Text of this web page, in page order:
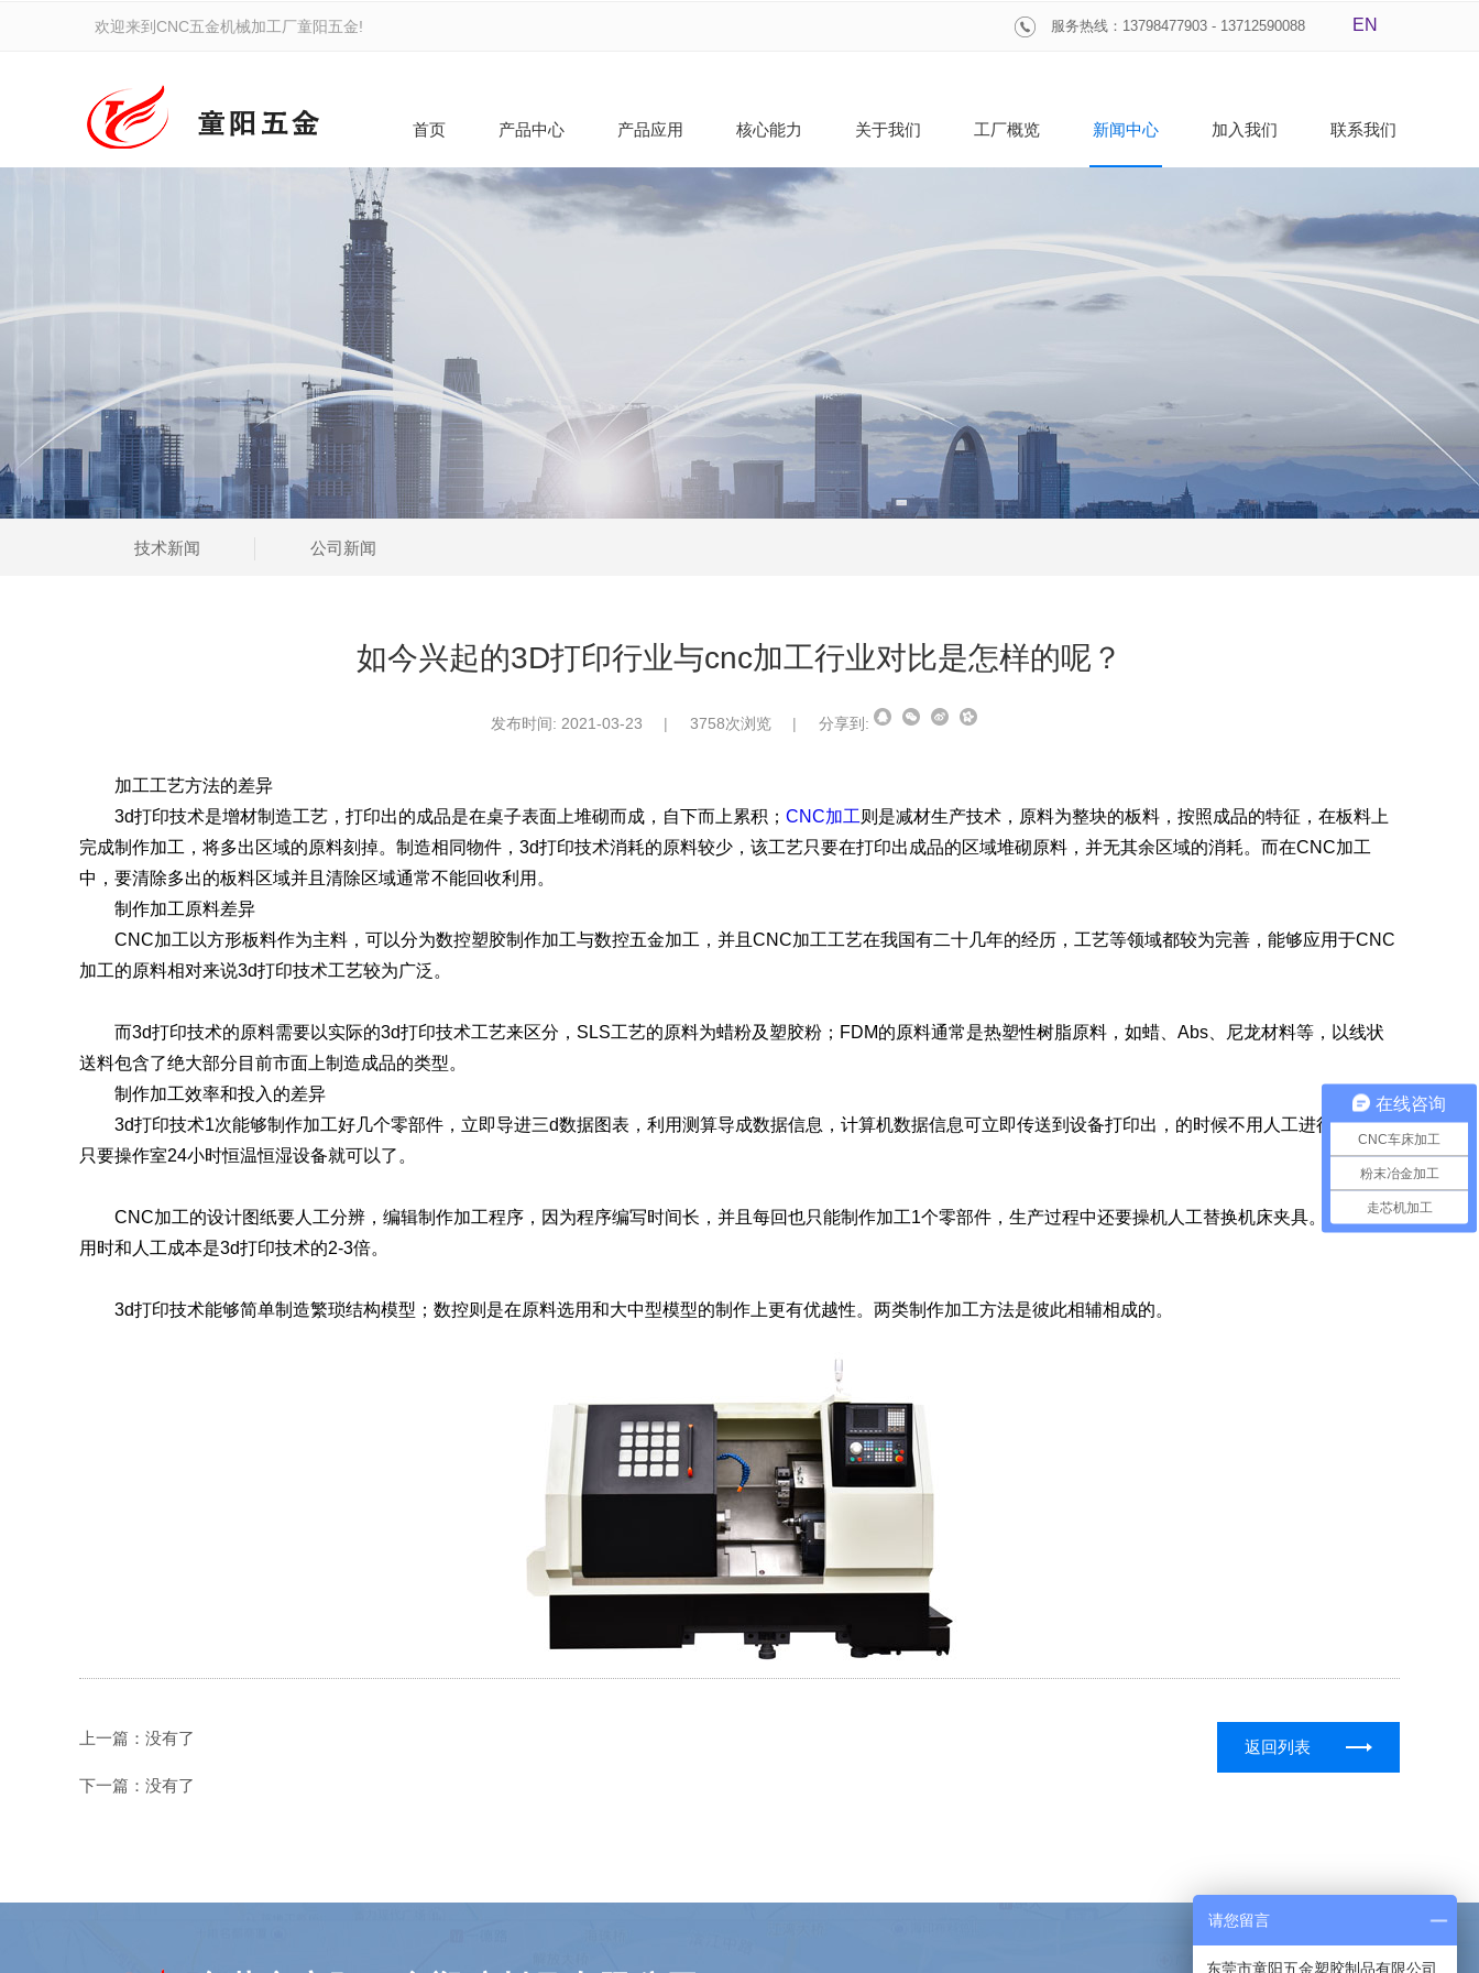
欢迎来到CNC五金机械加工厂童阳五金! 服务热线：13798477903 - 13712590088 EN
首页 产品中心 产品应用 核心能力 关于我们 工厂概览 新闻中心 加入我们 联系我们
技术新闻 公司新闻
如今兴起的3D打印行业与cnc加工行业对比是怎样的呢？
发布时间: 2021-03-23 | 3758次浏览 | 分享到:
加工工艺方法的差异
3d打印技术是增材制造工艺，打印出的成品是在桌子表面上堆砌而成，自下而上累积； CNC加工则是减材生产技术，原料为整块的板料，按照成品的特征，在板料上
完成制作加工，将多出区域的原料刻掉。制造相同物件，3d打印技术消耗的原料较少，该工艺只要在打印出成品的区域堆砌原料，并无其余区域的消耗。而在CNC加工
中，要清除多出的板料区域并且清除区域通常不能回收利用。
制作加工原料差异
CNC加工以方形板料作为主料，可以分为数控塑胶制作加工与数控五金加工，并且CNC加工工艺在我国有二十几年的经历，工艺等领域都较为完善，能够应用于CNC
加工的原料相对来说3d打印技术工艺较为广泛。
而3d打印技术的原料需要以实际的3d打印技术工艺来区分，SLS工艺的原料为蜡粉及塑胶粉；FDM的原料通常是热塑性树脂原料，如蜡、Abs、尼龙材料等，以线状
送料包含了绝大部分目前市面上制造成品的类型。
制作加工效率和投入的差异
3d打印技术1次能够制作加工好几个零部件，立即导进三d数据图表，利用测算导成数据信息，计算机数据信息可立即传送到设备打印出，的时候不用人工进行控制，
只要操作室24小时恒温恒湿设备就可以了。
CNC加工的设计图纸要人工分辨，编辑制作加工程序，因为程序编写时间长，并且每回也只能制作加工1个零部件，生产过程中还要操机人工替换机床夹具。制作加工
用时和人工成本是3d打印技术的2-3倍。
3d打印技术能够简单制造繁琐结构模型；数控则是在原料选用和大中型模型的制作上更有优越性。两类制作加工方法是彼此相辅相成的。
上一篇：没有了
下一篇：没有了
返回列表
在线咨询
CNC车床加工
粉末冶金加工
走芯机加工
请您留言
东莞市童阳五金塑胶制品有限公司